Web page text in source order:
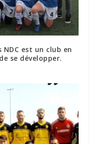
NDC est un club en
se développer.